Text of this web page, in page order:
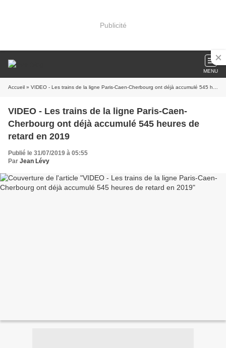
Publicité
MENU
Accueil » VIDEO - Les trains de la ligne Paris-Caen-Cherbourg ont déjà accumulé 545 heures de retard en 2019
VIDEO - Les trains de la ligne Paris-Caen-
Cherbourg ont déjà accumulé 545 heures de
retard en 2019
Publié le 31/07/2019 à 05:55
Par Jean Lévy